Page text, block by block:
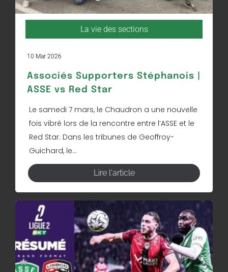
La vie des sections
10 Mar 2026
Associés Supporters Stéphanois |
ASSE vs Red Star
Le samedi 7 mars, le Chaudron a une nouvelle
fois vibré lors de la rencontre entre l’ASSE et le
Red Star. Dans les tribunes de Geoffroy-
Guichard, le...
Lire l'article